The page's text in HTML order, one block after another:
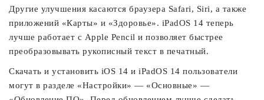
Другие улучшения касаются браузера Safari, Siri, а также
приложений «Карты» и «Здоровье». iPadOS 14 теперь
лучше работает с Apple Pencil и позволяет быстрее
преобразовывать рукописный текст в печатный.
Скачать и установить iOS 14 и iPadOS 14 пользователи
могут в разделе «Настройки» — «Основные» —